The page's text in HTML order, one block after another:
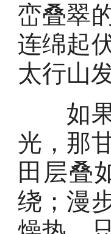
峦叠翠
连绵起
太行山
如果
光，那
田层叠
绕；漫